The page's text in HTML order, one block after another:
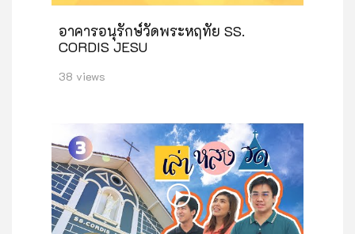
อาคารอนุรักษ์วัดพระหฤทัย SS.
CORDIS JESU
38 views